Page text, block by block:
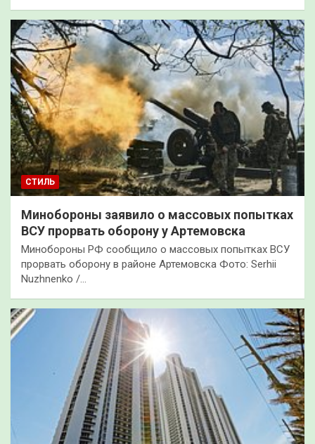
СТИЛЬ
Минобороны заявило о массовых попытках
ВСУ прорвать оборону у Артемовска
Минобороны РФ сообщило о массовых попытках ВСУ
прорвать оборону в районе Артемовска Фото: Serhii
Nuzhnenko /…